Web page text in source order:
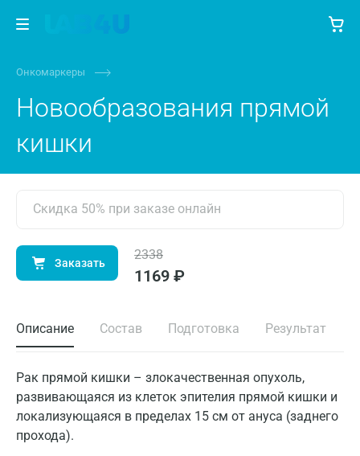
Онкомаркеры
Новообразования прямой
кишки
Скидка 50% при заказе онлайн
Заказать
2338
1169 ₽
Описание Состав Подготовка Результат
Рак прямой кишки – злокачественная опухоль,
развивающаяся из клеток эпителия прямой кишки и
локализующаяся в пределах 15 см от ануса (заднего
прохода).